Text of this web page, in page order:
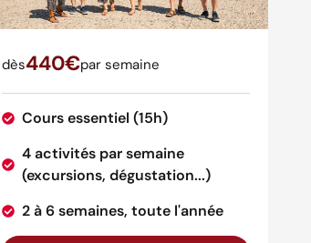
dès440€par semaine
Cours essentiel (15h)
4 activités par semaine
(excursions, dégustation...)
2 à 6 semaines, toute l'année